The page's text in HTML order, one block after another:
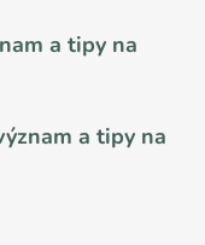
a tipy na
a tipy na